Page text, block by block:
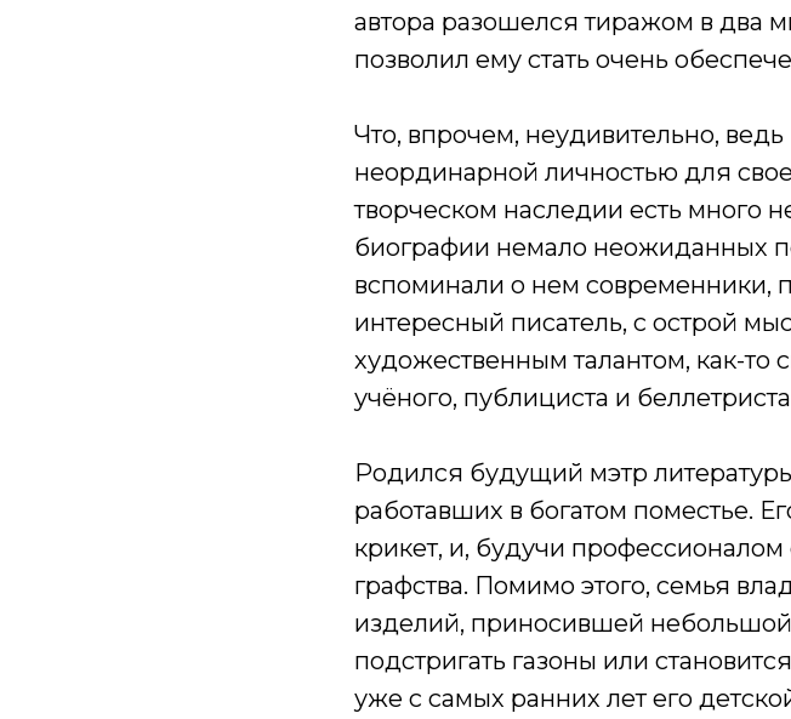
автора разошелся тиражом в два
позволил ему стать очень
Что, впрочем, неудивительно,
неординарной личностью для
творческом наследии есть много
биографии немало неожиданных
вспоминали о нем современники,
интересный писатель, с острой
художественным талантом, как-то
учёного, публициста и
Родился будущий мэтр
работавших в богатом поместье.
крикет, и, будучи
графства. Помимо этого, семья
изделий, приносившей
подстригать газоны или
уже с самых ранних лет его